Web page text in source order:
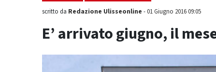
scritto da Redazione Ulisseonline -01 Giugno 2016 09:05
E’ arrivato giugno, il